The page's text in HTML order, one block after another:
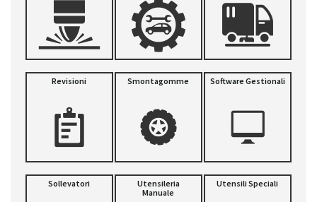
Revisioni Smontagomme Software Gestionali
Sollevatori
Utensileria
Manuale
Utensili Speciali